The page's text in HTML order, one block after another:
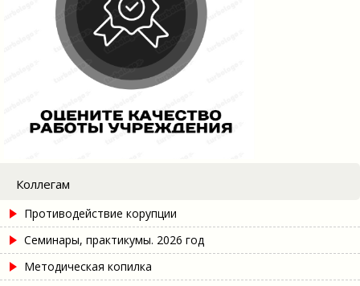
Коллегам
Противодействие корупции
Семинары, практикумы. 2026 год
Методическая копилка